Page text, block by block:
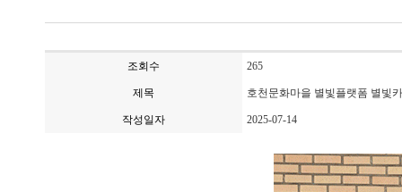
조회수 265
제목 호천문화마을 별빛플랫폼 별빛
작성일자 2025-07-14